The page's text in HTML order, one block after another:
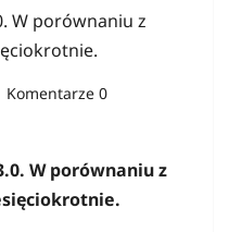
W porównaniu z
Komentarze 0
W porównaniu z